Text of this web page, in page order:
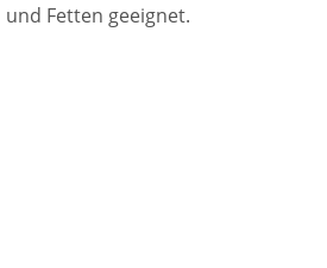
Fetten geeignet.